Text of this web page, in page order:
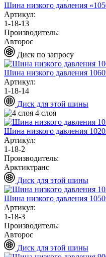
Шина низкого давления
Артикул:
1-18-13
Производитель:
Авторос
Диск по запросу
Шина низкого давления
Артикул:
1-18-14
Диск для этой шины
4 слоя
Шина низкого давления
Артикул:
1-18-2
Производитель:
Арктиктранс
Диск для этой шины
Шина низкого давления
Артикул:
1-18-3
Производитель:
Авторос
Диск для этой шины